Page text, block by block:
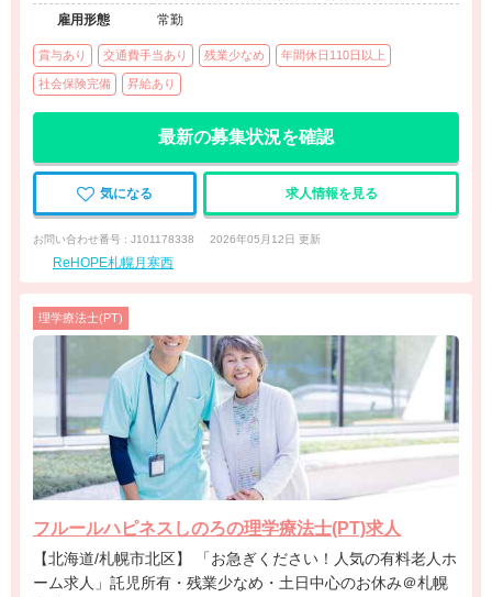
雇用形態
常勤
賞与あり 交通費手当あり 残業少なめ 年間休日110日以上
社会保険完備 昇給あり
最新の募集状況を確認
気になる 求人情報を見る
お問い合わせ番号 : J101178338 2026年05月12日 更新
ReHOPE札幌月寒西
理学療法士(PT)
フルールハピネスしのろの理学療法士(PT)求人
【北海道/札幌市北区】 「お急ぎください！人気の有料老人ホ
ーム求人」託児所有・残業少なめ・土日中心のお休み＠札幌